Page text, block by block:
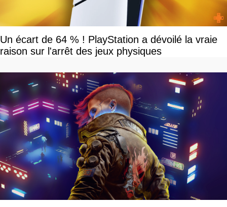
Un écart de 64 % ! PlayStation a dévoilé la vraie
raison sur l'arrêt des jeux physiques